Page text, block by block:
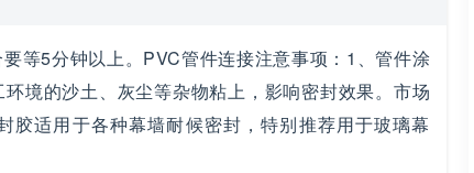
等5分钟以上。PVC管件连接注意事项：1、管件涂
境的沙土、灰尘等杂物粘上，影响密封效果。市场
胶适用于各种幕墙耐候密封，特别推荐用于玻璃幕